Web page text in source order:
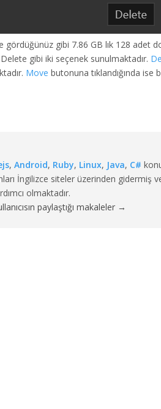
gördüğünüz gibi 7.86 GB lık 128 adet
gibi iki seçenek sunulmaktadır.
Move butonuna tıklandığında ise
, Android, Ruby, Linux, Java, C#
İngilizce siteler üzerinden
olmaktadır.
paylaştığı makaleler →